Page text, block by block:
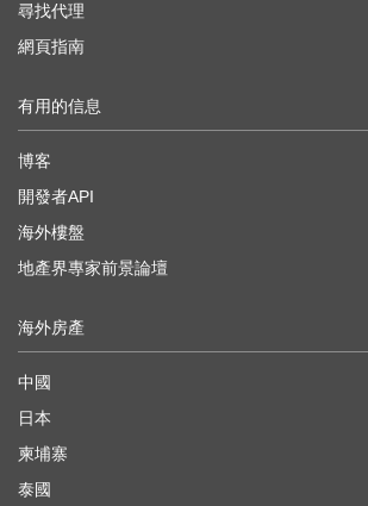
尋找代理
網頁指南
有用的信息
博客
開發者API
海外樓盤
地產界專家前景論壇
海外房產
中國
日本
柬埔寨
泰國